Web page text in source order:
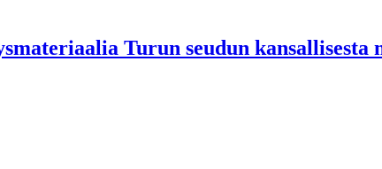
Turun seudun kansallisesta